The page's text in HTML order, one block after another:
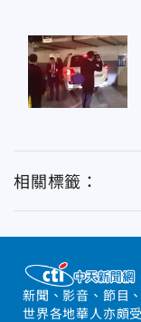
相關標籤：
新聞、影音、節目
世界各地華人亦頗